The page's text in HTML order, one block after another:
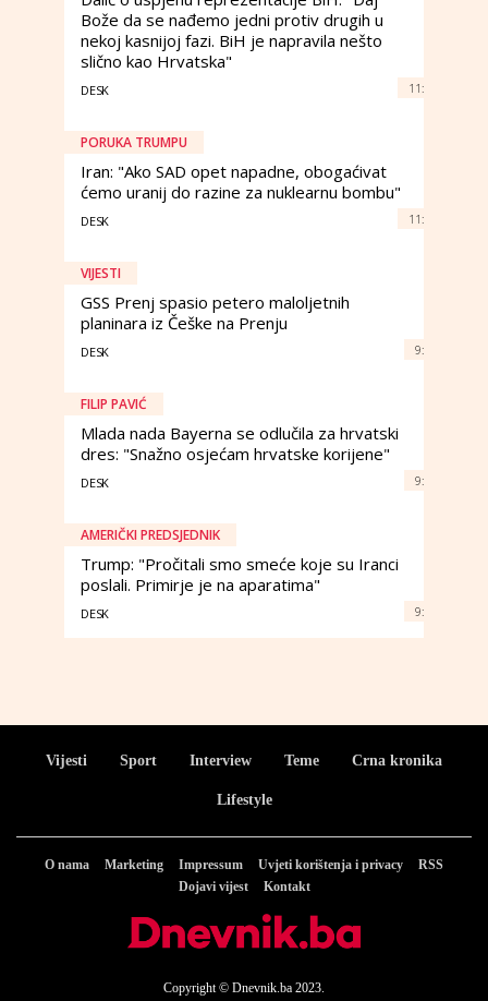
Bože da se nađemo jedni protiv drugih u
nekoj kasnijoj fazi. BiH je napravila nešto
slično kao Hrvatska"
DESK 11:
PORUKA TRUMPU
Iran: "Ako SAD opet napadne, obogaćivat
ćemo uranij do razine za nuklearnu bombu"
DESK 11:
VIJESTI
GSS Prenj spasio petero maloljetnih
planinara iz Češke na Prenju
DESK 9:
FILIP PAVIĆ
Mlada nada Bayerna se odlučila za hrvatski
dres: "Snažno osjećam hrvatske korijene"
DESK 9:
AMERIČKI PREDSJEDNIK
Trump: "Pročitali smo smeće koje su Iranci
poslali. Primirje je na aparatima"
DESK 9:
Vijesti Sport Interview Teme Crna kronika
Lifestyle
O nama Marketing Impressum Uvjeti korištenja i privacy
RSS
Dojavi vijest
Kontakt
Copyright © Dnevnik.ba 2023.